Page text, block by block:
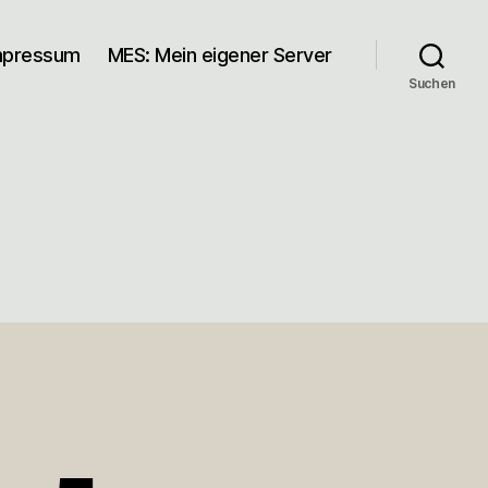
MES: Mein eigener Server
Suchen